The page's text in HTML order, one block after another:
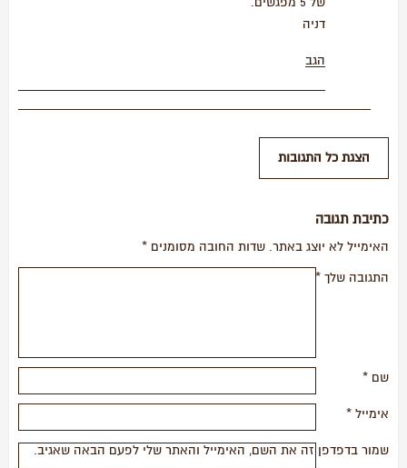
של 5 מפגשים.
דניה
הגב
כתיבת תגובה
האימייל לא יוצג באתר. שדות החובה מסומנים *
התגובה שלך *
שם *
אימייל *
שמור בדפדפן זה את השם, האימייל והאתר שלי לפעם הבאה שאגיב.